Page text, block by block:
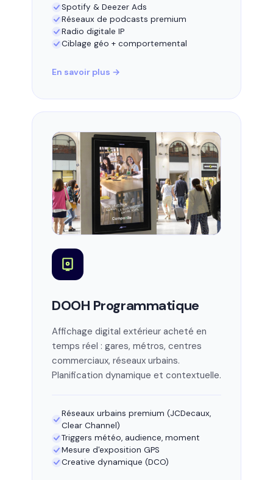
Spotify & Deezer Ads
Réseaux de podcasts premium
Radio digitale IP
Ciblage géo + comportemental
En savoir plus →
DOOH Programmatique
Affichage digital extérieur acheté en
temps réel : gares, métros, centres
commerciaux, réseaux urbains.
Planification dynamique et contextuelle.
Réseaux urbains premium (JCDecaux,
Clear Channel)
Triggers météo, audience, moment
Mesure d'exposition GPS
Creative dynamique (DCO)